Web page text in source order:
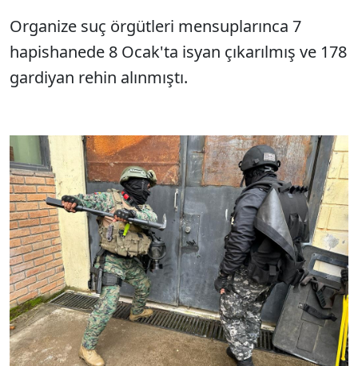
Organize suç örgütleri mensuplarınca 7
hapishanede 8 Ocak'ta isyan çıkarılmış ve 178
gardiyan rehin alınmıştı.